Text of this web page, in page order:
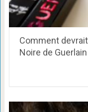
Comment
Noire de Guerlain